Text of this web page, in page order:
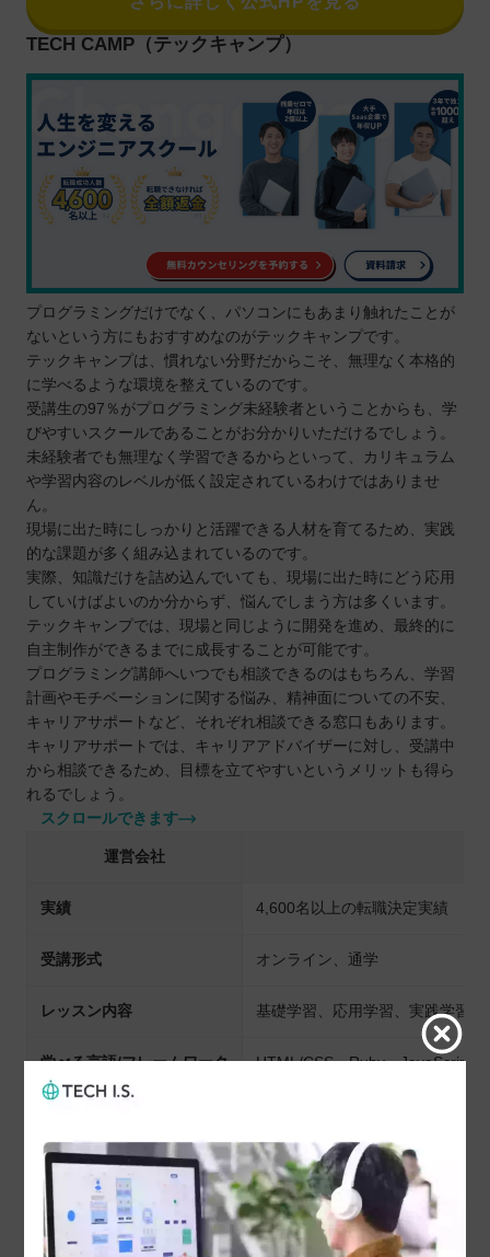
TECH CAMP（テックキャンプ）
プログラミングだけでなく、パソコンにもあまり触れたことが
ないという方にもおすすめなのがテックキャンプです。
テックキャンプは、慣れない分野だからこそ、無理なく本格的
に学べるような環境を整えているのです。
受講生の97％がプログラミング未経験者ということからも、学
びやすいスクールであることがお分かりいただけるでしょう。
未経験者でも無理なく学習できるからといって、カリキュラム
や学習内容のレベルが低く設定されているわけではありませ
ん。
現場に出た時にしっかりと活躍できる人材を育てるため、実践
的な課題が多く組み込まれているのです。
実際、知識だけを詰め込んでいても、現場に出た時にどう応用
していけばよいのか分からず、悩んでしまう方は多くいます。
テックキャンプでは、現場と同じように開発を進め、最終的に
自主制作ができるまでに成長することが可能です。
プログラミング講師へいつでも相談できるのはもちろん、学習
計画やモチベーションに関する悩み、精神面についての不安、
キャリアサポートなど、それぞれ相談できる窓口もあります。
キャリアサポートでは、キャリアアドバイザーに対し、受講中
から相談できるため、目標を立てやすいというメリットも得ら
れるでしょう。
スクロールできます
運営会社
実績 4,600名以上の転職決定実績
受講形式 オンライン、通学
レッスン内容 基礎学習、応用学習、実践学習
学べる言語/フレームワーク HTML/CSS、Ruby、JavaScript
課外イベント/課外サポート オンライン質問、IT業界セミナ
就職/転職支援 転職成功までのキャリアサポー